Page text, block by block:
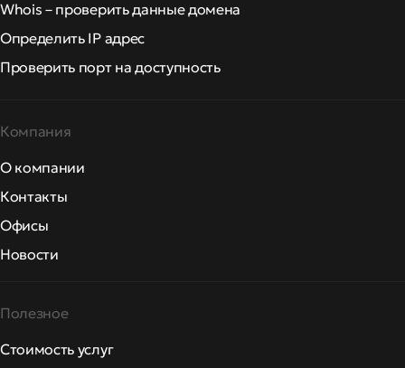
Whois – проверить данные домена
Определить IP адрес
Проверить порт на доступность
Компания
О компании
Контакты
Офисы
Новости
Полезное
Стоимость услуг